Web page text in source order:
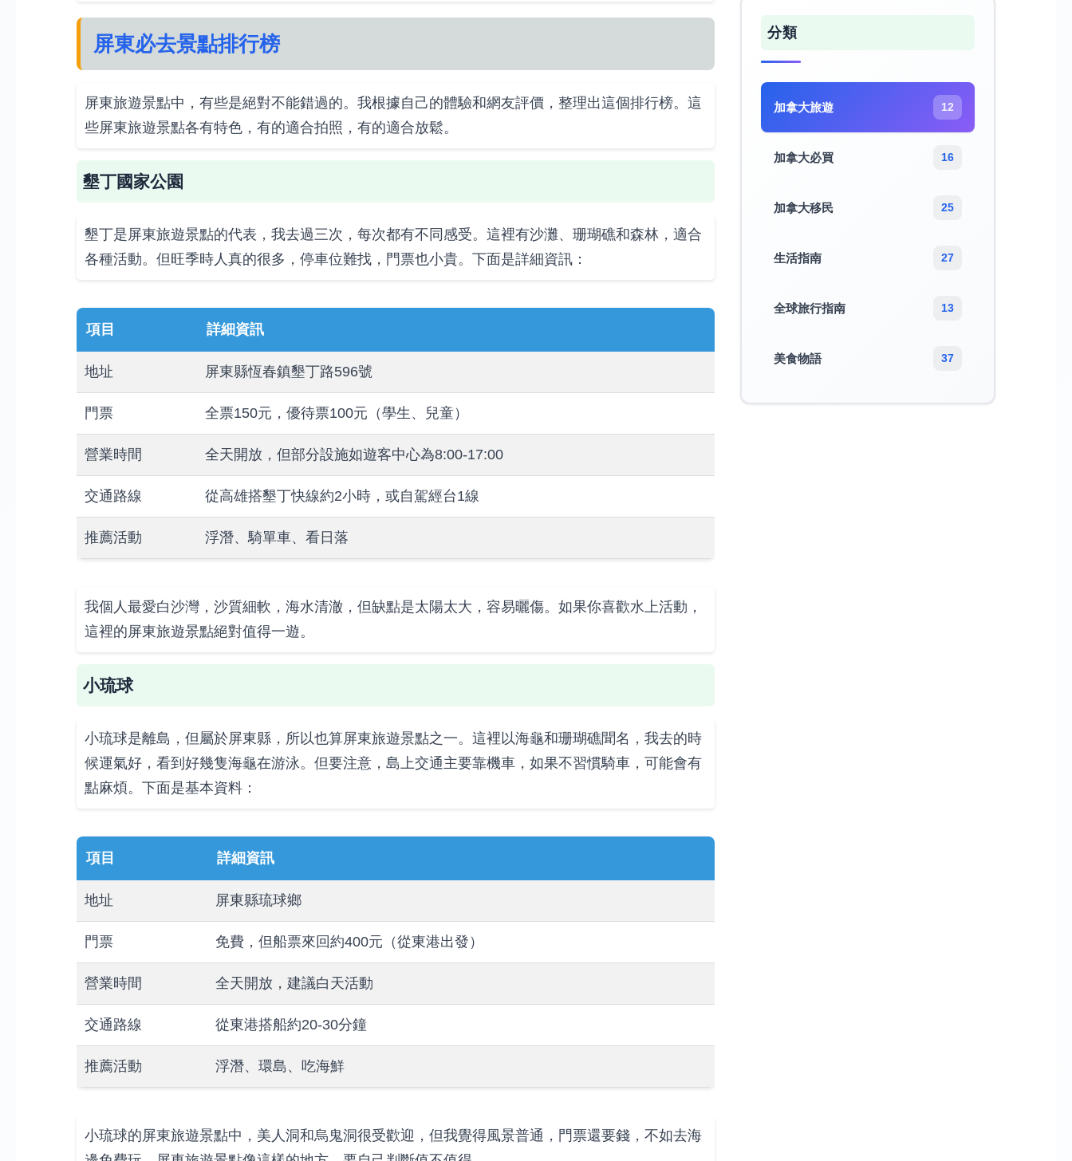
屏東必去景點排行榜
屏東旅遊景點中，有些是絕對不能錯過的。我根據自己的體驗和網友評價，整理出這個排行榜。這
些屏東旅遊景點各有特色，有的適合拍照，有的適合放鬆。
墾丁國家公園
墾丁是屏東旅遊景點的代表，我去過三次，每次都有不同感受。這裡有沙灘、珊瑚礁和森林，適合
各種活動。但旺季時人真的很多，停車位難找，門票也小貴。下面是詳細資訊：
項目 詳細資訊
地址 屏東縣恆春鎮墾丁路596號
門票 全票150元，優待票100元（學生、兒童）
營業時間 全天開放，但部分設施如遊客中心為8:00-17:00
交通路線 從高雄搭墾丁快線約2小時，或自駕經台1線
推薦活動 浮潛、騎單車、看日落
我個人最愛白沙灣，沙質細軟，海水清澈，但缺點是太陽太大，容易曬傷。如果你喜歡水上活動，
這裡的屏東旅遊景點絕對值得一遊。
小琉球
小琉球是離島，但屬於屏東縣，所以也算屏東旅遊景點之一。這裡以海龜和珊瑚礁聞名，我去的時
候運氣好，看到好幾隻海龜在游泳。但要注意，島上交通主要靠機車，如果不習慣騎車，可能會有
點麻煩。下面是基本資料：
項目 詳細資訊
地址 屏東縣琉球鄉
門票 免費，但船票來回約400元（從東港出發）
營業時間 全天開放，建議白天活動
交通路線 從東港搭船約20-30分鐘
推薦活動 浮潛、環島、吃海鮮
小琉球的屏東旅遊景點中，美人洞和烏鬼洞很受歡迎，但我覺得風景普通，門票還要錢，不如去海
分類
加拿大旅遊​ 12
加拿大必買 16
加拿大移民 25
生活指南 27
全球旅行指南 13
美食物語 37